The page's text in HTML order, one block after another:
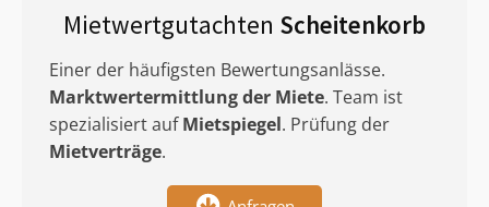
Mietwertgutachten Scheitenkorb
Einer der häufigsten Bewertungsanlässe.
Marktwertermittlungder Miete. Team ist
spezialisiert aufMietspiegel. Prüfung der
Mietverträge.